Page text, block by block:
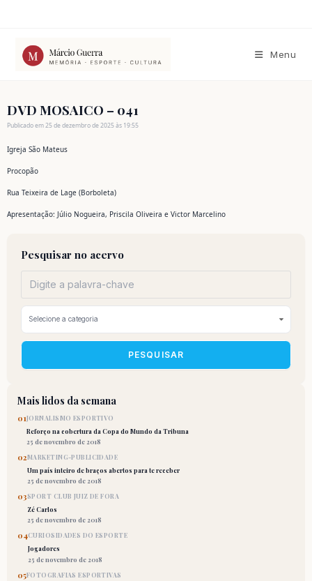
conteúdo
Menu
DVD MOSAICO – 041
Publicado em 25 de dezembro de 2025 às 19:55
Igreja São Mateus
Procopão
Rua Teixeira de Lage (Borboleta)
Apresentação: Júlio Nogueira, Priscila Oliveira e Victor Marcelino
Pesquisar no acervo
PESQUISAR
Mais lidos da semana
01JORNALISMO ESPORTIVO
Reforço na cobertura da Copa do Mundo da Tribuna
25 de novembro de 2018
02MARKETING-PUBLICIDADE
Um país inteiro de braços abertos para te receber
25 de novembro de 2018
03SPORT CLUB JUIZ DE FORA
Zé Carlos
25 de novembro de 2018
04CURIOSIDADES DO ESPORTE
Jogadores
25 de novembro de 2018
05FOTOGRAFIAS ESPORTIVAS